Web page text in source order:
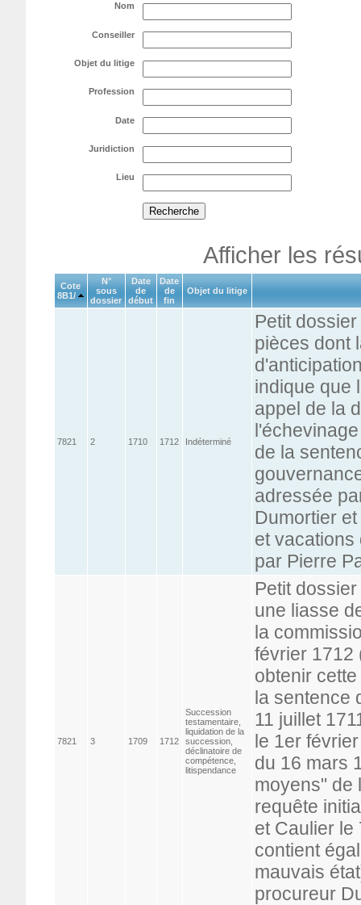
Nom
Conseiller
Objet du litige
Profession
Date
Juridiction
Lieu
Afficher les
Cote
8B1/
N°
sous
dossier
Date
de
début
Date
de
fin
Objet du litige
7821 2 1710 1712 Indéterminé
Petit
pièces dont
indique que
appel de la
de la
adressée
Dumortier
et
par Pierre
7821 3 1709 1712
Succession
testamentaire,
liquidation de la
succession,
déclinatoire de
compétence,
litispendance
Petit
une liasse
la
février 1712
obtenir
la sentence
11 juillet
le 1er
du 16 mars
moyens" de
requête
et Caulier le
contient
mauvais
procureur